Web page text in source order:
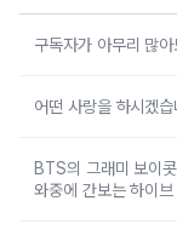
구독자가 아무리 많
어떤 사랑을 하시겠
BTS의 그래미 보이
와중에 간보는 하이브